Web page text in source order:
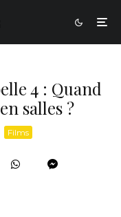
4 : Quand
salles ?
Films